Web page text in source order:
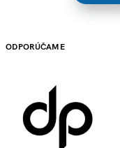
ODPORÚČAME